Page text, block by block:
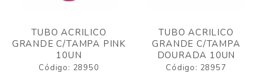
TUBO ACRILICO
GRANDE C/TAMPA PINK
10UN
Código: 28950
TUBO ACRILICO
GRANDE C/TAMPA
DOURADA 10UN
Código: 28957